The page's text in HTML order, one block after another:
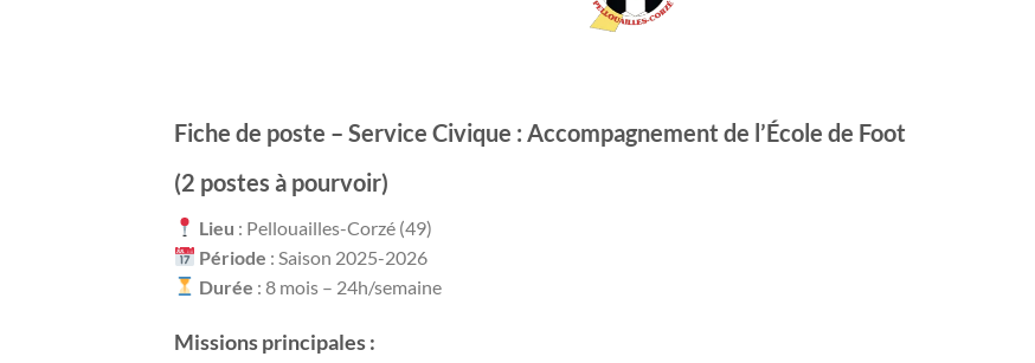
Fiche de poste – Service Civique : Accompagnement de l’École de Foot
(2 postes à pourvoir)
Lieu : Pellouailles-Corzé (49)
Période : Saison 2025-2026
Durée : 8 mois – 24h/semaine
Missions principales: